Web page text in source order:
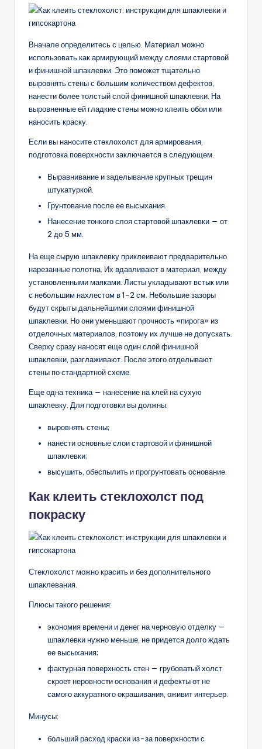
Вначале определитесь с целью. Материал можно
использовать как армирующий между слоями стартовой
и финишной шпаклевки. Это поможет тщательно
выровнять стены с большим количеством дефектов,
нанести более толстый слой финишной шпаклевки. На
выровненные ей гладкие стены можно клеить обои или
наносить краску.
Если вы наносите стеклохолст для армирования,
подготовка поверхности заключается в следующем.
Выравнивание и заделывание крупных трещин
штукатуркой.
Грунтование после ее высыхания.
Нанесение тонкого слоя стартовой шпаклевки — от
2 до 5 мм.
На еще сырую шпаклевку приклеивают предварительно
нарезанные полотна. Их вдавливают в материал, между
установленными маяками. Листы укладывают встык или
с небольшим нахлестом в 1-2 см. Небольшие зазоры
будут скрыты дальнейшими слоями финишной
шпаклевки. Но они уменьшают прочность «пирога» из
отделочных материалов, поэтому их лучше не допускать.
Сверху сразу наносят еще один слой финишной
шпаклевки, разглаживают. После этого отделывают
стены по стандартной схеме.
Еще одна техника — нанесение на клей на сухую
шпаклевку. Для подготовки вы должны:
выровнять стены;
нанести основные слои стартовой и финишной
шпаклевки;
высушить, обеспылить и прогрунтовать основание.
Как клеить стеклохолст под
покраску
Стеклохолст можно красить и без дополнительного
шпаклевания.
Плюсы такого решения:
экономия времени и денег на черновую отделку —
шпаклевки нужно меньше, не придется долго ждать
ее высыхания;
фактурная поверхность стен — грубоватый холст
скроет неровности основания и дефекты от не
самого аккуратного окрашивания, оживит интерьер.
Минусы:
больший расход краски из-за поверхности с